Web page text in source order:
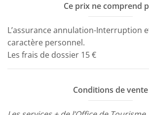
Ce prix ne comprend
L’assurance annulation-Interruption
caractère personnel.
Les frais de dossier 15 €
Conditions de vente